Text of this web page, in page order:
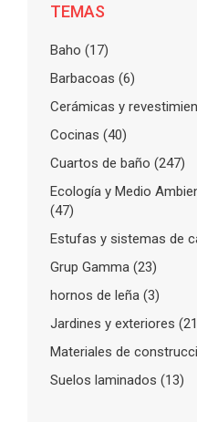
TEMAS
Baho (17)
Barbacoas (6)
Cerámicas y
Cocinas (40)
Cuartos de baño (247)
Ecología y Medio
(47)
Estufas y sistemas de
Grup Gamma (23)
hornos de leña (3)
Jardines y exteriores
Materiales de
Suelos laminados (13)